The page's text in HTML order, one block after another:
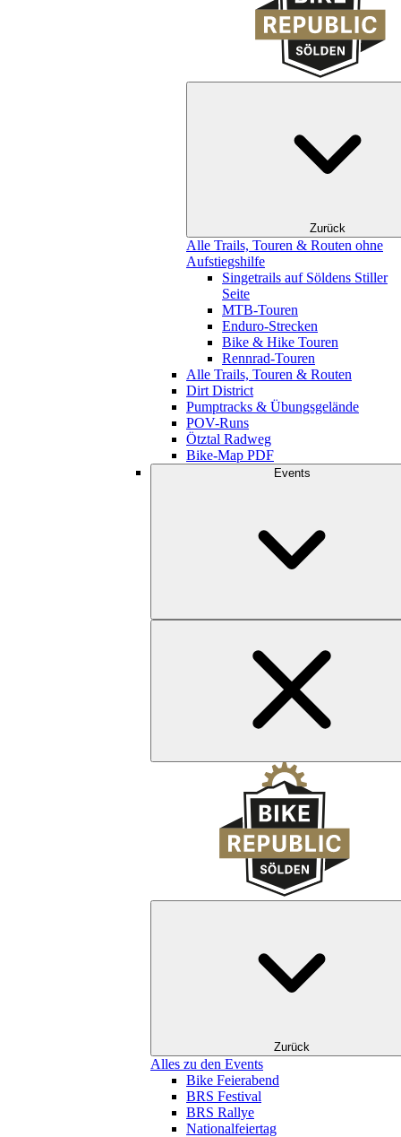
Zurück
Alle Trails, Touren & Routen ohne
Aufstiegshilfe
Singetrails auf Söldens Stiller
Seite
MTB-Touren
Enduro-Strecken
Bike & Hike Touren
Rennrad-Touren
Alle Trails, Touren & Routen
Dirt District
Pumptracks & Übungsgelände
POV-Runs
Ötztal Radweg
Bike-Map PDF
Events
Zurück
Alles zu den Events
Bike Feierabend
BRS Festival
BRS Rallye
Nationalfeiertag